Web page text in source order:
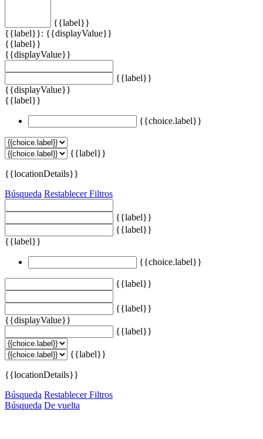
{{label}}
{{label}}: {{displayValue}}
{{label}}
{{displayValue}}
{{label}}
{{displayValue}}
{{label}}
{{choice.label}}
{{label}}
{{locationDetails}}
Búsqueda Restablecer Filtros
{{label}}
{{label}}
{{label}}
{{choice.label}}
{{label}}
{{label}}
{{displayValue}}
{{label}}
{{label}}
{{locationDetails}}
Búsqueda Restablecer Filtros
Búsqueda De vuelta